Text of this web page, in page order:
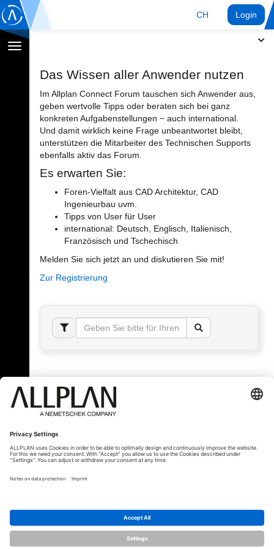
CH Login
Navigation
Das Wissen aller Anwender nutzen
Im Allplan Connect Forum tauschen sich Anwender aus,
geben wertvolle Tipps oder beraten sich bei ganz
konkreten Aufgabenstellungen − auch international.
Und damit wirklich keine Frage unbeantwortet bleibt,
unterstützen die Mitarbeiter des Technischen Supports
ebenfalls aktiv das Forum.
Es erwarten Sie:
Foren-Vielfalt aus CAD Architektur, CAD
Ingenieurbau uvm.
Tipps von User für User
international: Deutsch, Englisch, Italienisch,
Französisch und Tschechisch
Melden Sie sich jetzt an und diskutieren Sie mit!
Zur Registrierung
Fehler!
Bitte melden Sie sich an, um dieses Thema sehen
zu können.
© ALLPLAN Schweiz AG ALLPLAN ist Teil derNemetschek Group